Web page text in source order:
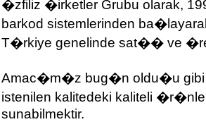
�zfiliz �irketler Grubu olarak,
barkod sistemlerinden
T�rkiye genelinde sat�� ve
Amac�m�z bug�n oldu�u
istenilen kalitedeki kaliteli
sunabilmektir.